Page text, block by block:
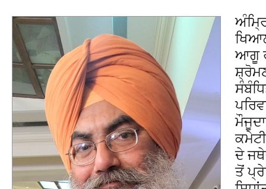
ਆਗੂ
ਦੇ
ਤੋਂ